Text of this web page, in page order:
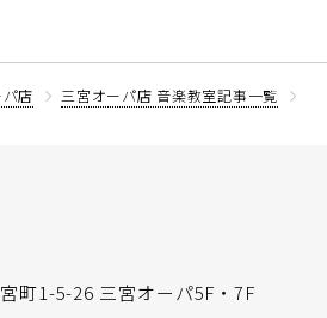
店 三宮オーパ店 音楽教室記事一覧
町1-5-26 三宮オーパ5F・7F